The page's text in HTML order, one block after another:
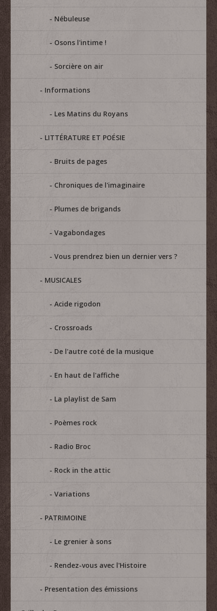
Nébuleuse
Osons l'intime !
Sorcière on air
Informations
Les Matins du Royans
LITTÉRATURE ET POÉSIE
Bruits de pages
Chroniques de l'imaginaire
Plumes de brigands
Vagabondages
Vous prendrez bien un dernier vers ?
MUSICALES
Acide rigodon
Crossroads
De l'autre coté de la musique
En haut de l'affiche
La playlist de Sam
Poèmes rock
Radio Broc
Rock in the attic
Variations
PATRIMOINE
Le grenier à sons
Rendez-vous avec l'Histoire
Presentation des émissions